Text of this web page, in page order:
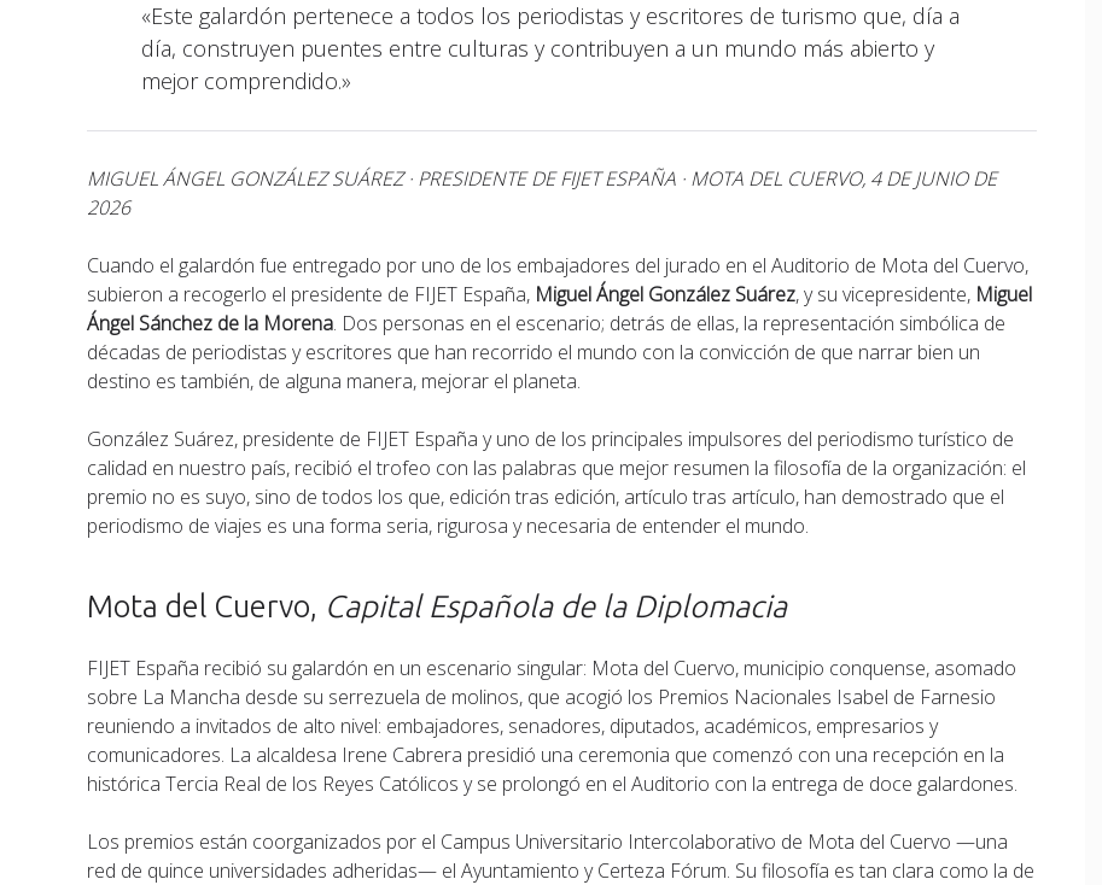
«Este galardón pertenece a todos los periodistas y escritores de turismo que, día a
día, construyen puentes entre culturas y contribuyen a un mundo más abierto y
mejor comprendido.»
MIGUEL ÁNGEL GONZÁLEZ SUÁREZ · PRESIDENTE DE FIJET ESPAÑA · MOTA DEL CUERVO, 4 DE JUNIO DE
2026
Cuando el galardón fue entregado por uno de los embajadores del jurado en el Auditorio de Mota del Cuervo,
subieron a recogerlo el presidente de FIJET España, Miguel Ángel González Suárez, y su vicepresidente, Miguel
Ángel Sánchez de la Morena. Dos personas en el escenario; detrás de ellas, la representación simbólica de
décadas de periodistas y escritores que han recorrido el mundo con la convicción de que narrar bien un
destino es también, de alguna manera, mejorar el planeta.
González Suárez, presidente de FIJET España y uno de los principales impulsores del periodismo turístico de
calidad en nuestro país, recibió el trofeo con las palabras que mejor resumen la filosofía de la organización: el
premio no es suyo, sino de todos los que, edición tras edición, artículo tras artículo, han demostrado que el
periodismo de viajes es una forma seria, rigurosa y necesaria de entender el mundo.
Mota del Cuervo, Capital Española de la Diplomacia
FIJET España recibió su galardón en un escenario singular: Mota del Cuervo, municipio conquense, asomado
sobre La Mancha desde su serrezuela de molinos, que acogió los Premios Nacionales Isabel de Farnesio
reuniendo a invitados de alto nivel: embajadores, senadores, diputados, académicos, empresarios y
comunicadores. La alcaldesa Irene Cabrera presidió una ceremonia que comenzó con una recepción en la
histórica Tercia Real de los Reyes Católicos y se prolongó en el Auditorio con la entrega de doce galardones.
Los premios están coorganizados por el Campus Universitario Intercolaborativo de Mota del Cuervo —una
red de quince universidades adheridas— el Ayuntamiento y Certeza Fórum. Su filosofía es tan clara como la de